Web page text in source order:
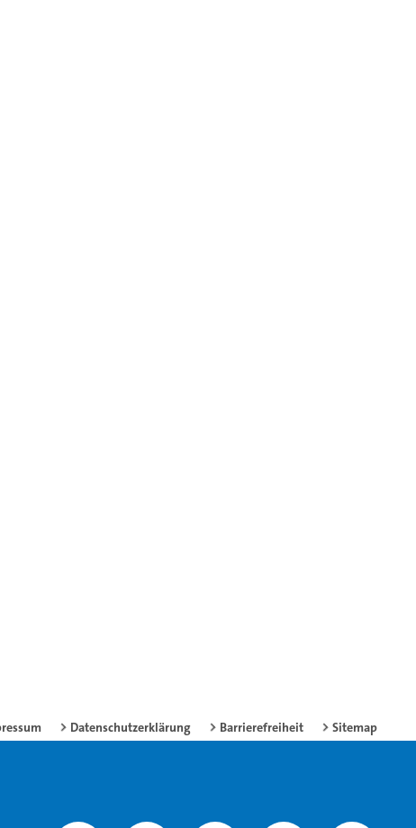
Datenschutzerklärung Barrierefreiheit Sitemap